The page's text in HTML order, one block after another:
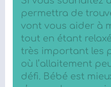
permettra de
vont vous aider à
tout en étant
très important les
où l’allaitement
défi. Bébé est